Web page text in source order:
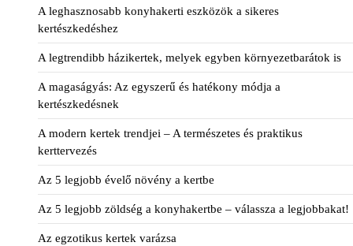
A leghasznosabb konyhakerti eszközök a sikeres
kertészkedéshez
A legtrendibb házikertek, melyek egyben környezetbarátok is
A magaságyás: Az egyszerű és hatékony módja a
kertészkedésnek
A modern kertek trendjei – A természetes és praktikus
kerttervezés
Az 5 legjobb évelő növény a kertbe
Az 5 legjobb zöldség a konyhakertbe – válassza a legjobbakat!
Az egzotikus kertek varázsa